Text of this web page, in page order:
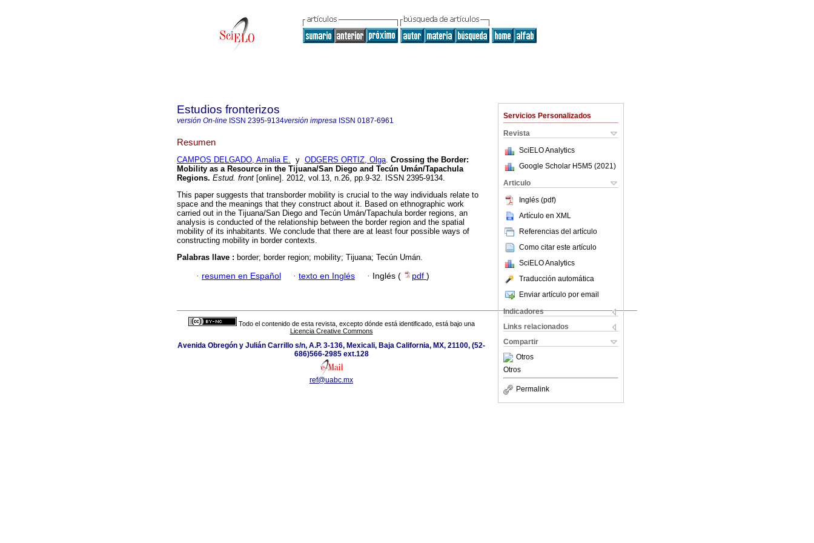
Servicios Personalizados
Revista
SciELO Analytics
Google Scholar H5M5 (2021 )
Articulo
Inglés (pdf)
Artículo en XML
Referencias del artículo
Como citar este artículo
SciELO Analytics
Traducción automática
Enviar artículo por email
Indicadores
Links relacionados
Compartir
Otros
Otros
Permalink
Estudios fronterizos
versión On-line ISSN 2395-9134versión impresa ISSN 0187-6961
Resumen
CAMPOS DELGADO, Amalia E. y ODGERS ORTIZ, Olga. Crossing the Border:
Mobility as a Resource in the Tijuana/San Diego and Tecún Umán/Tapachula
Regions. Estud. front [online]. 2012, vol.13, n.26, pp.9-32. ISSN 2395-9134.
This paper suggests that transborder mobility is crucial to the way individuals relate to
space and the meanings that they construct about it. Based on ethnographic work
carried out in the Tijuana/San Diego and Tecún Umán/Tapachula border regions, an
analysis is conducted of the relationship between the border region and the spatial
mobility of its inhabitants. We conclude that there are at least four possible ways of
constructing mobility in border contexts.
Palabras llave : border; border region; mobility; Tijuana; Tecún Umán.
· resumen en Español · texto en Inglés · Inglés ( pdf )
Todo el contenido de esta revista, excepto dónde está identificado, está bajo una
Licencia Creative Commons
Avenida Obregón y Julián Carrillo s/n, A.P. 3-136, Mexicali, Baja California, MX, 21100, (52-
686)566-2985 ext.128
ref@uabc.mx